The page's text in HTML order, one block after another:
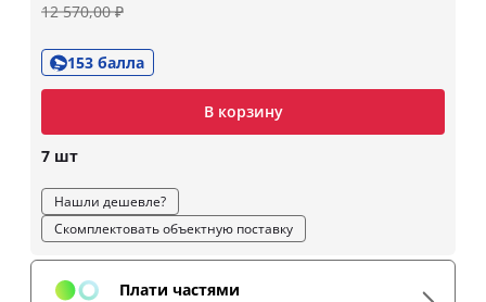
12 570,00 ₽
153 балла
В корзину
7 шт
Нашли дешевле?
Скомплектовать объектную поставку
Плати частями